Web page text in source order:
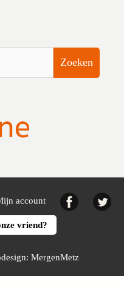
Zoeken
account Facebook
vriend?
MergenMetz